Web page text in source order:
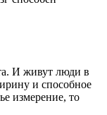
И живут люди в
и способное
измерение, то